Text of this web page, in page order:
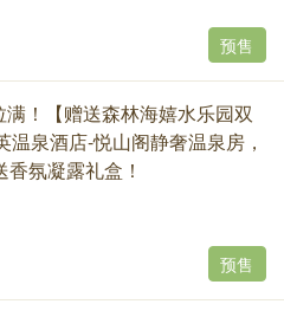
预售
！【赠送森林海嬉水乐园双
泉酒店-悦山阁静奢温泉房，
氛凝露礼盒！
预售